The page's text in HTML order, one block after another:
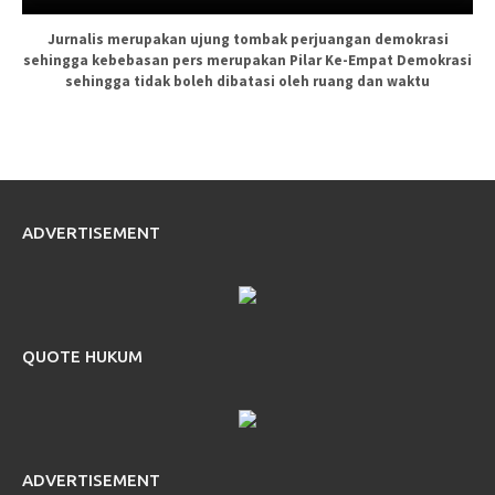
Jurnalis merupakan ujung tombak perjuangan demokrasi
sehingga kebebasan pers merupakan Pilar Ke-Empat Demokrasi
sehingga tidak boleh dibatasi oleh ruang dan waktu
ADVERTISEMENT
QUOTE HUKUM
ADVERTISEMENT